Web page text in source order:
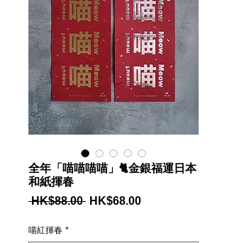
全年「喵喵喵喵」🐈金銀福運日本
和紙揮春
HK$88.00 Regular
HK$68.00Sale
喵紅揮春 *